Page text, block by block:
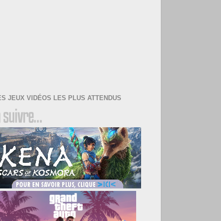
JEUX VIDÉOS LES PLUS ATTENDUS